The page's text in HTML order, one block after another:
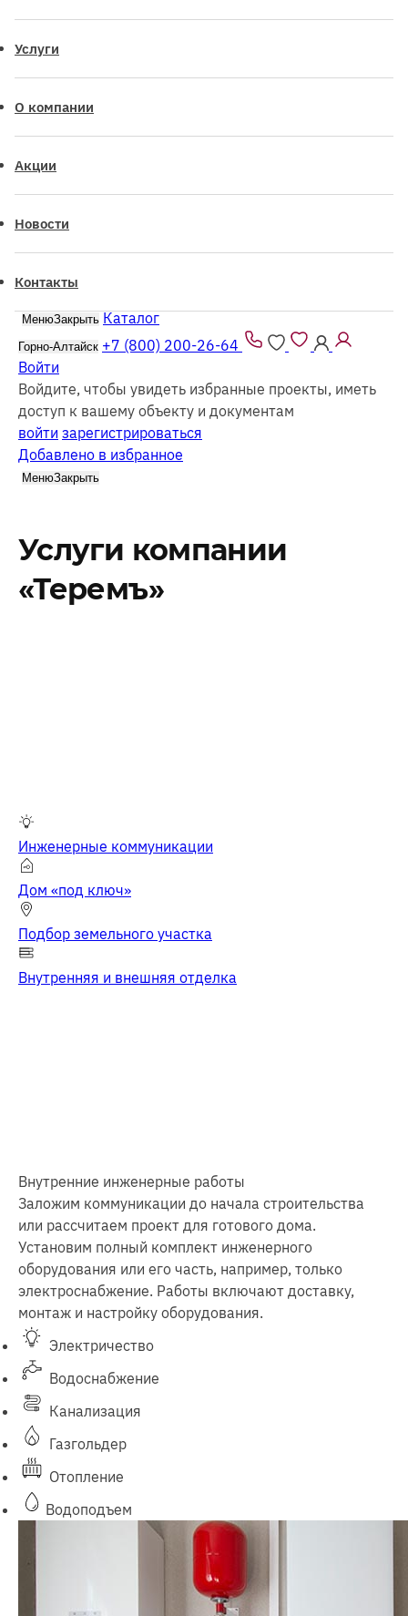
Услуги
О компании
Акции
Новости
Контакты
МенюЗакрыть Каталог
Горно-Алтайск +7 (800) 200-26-64
Войти
Войдите, чтобы увидеть избранные проекты, иметь
доступ к вашему объекту и документам
войти зарегистрироваться
Добавлено в избранное
МенюЗакрыть
Услуги компании
«Теремъ»
Инженерные коммуникации
Дом «под ключ»
Подбор земельного участка
Внутренняя и внешняя отделка
Внутренние инженерные работы
Заложим коммуникации до начала строительства
или рассчитаем проект для готового дома.
Установим полный комплект инженерного
оборудования или его часть, например, только
электроснабжение. Работы включают доставку,
монтаж и настройку оборудования.
Электричество
Водоснабжение
Канализация
Газгольдер
Отопление
Водоподъем